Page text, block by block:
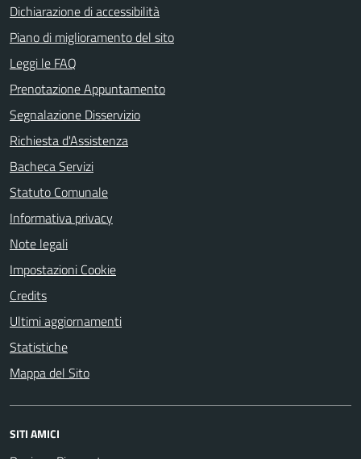
Dichiarazione di accessibilità
Piano di miglioramento del sito
Leggi le FAQ
Prenotazione Appuntamento
Segnalazione Disservizio
Richiesta d'Assistenza
Bacheca Servizi
Statuto Comunale
Informativa privacy
Note legali
Impostazioni Cookie
Credits
Ultimi aggiornamenti
Statistiche
Mappa del Sito
SITI AMICI